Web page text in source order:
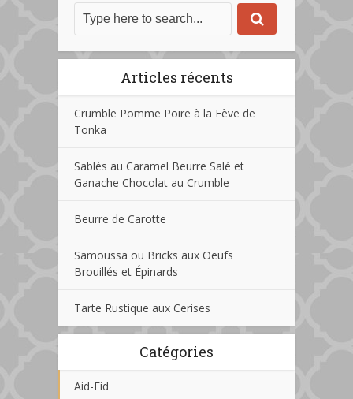
Articles récents
Crumble Pomme Poire à la Fève de
Tonka
Sablés au Caramel Beurre Salé et
Ganache Chocolat au Crumble
Beurre de Carotte
Samoussa ou Bricks aux Oeufs
Brouillés et Épinards
Tarte Rustique aux Cerises
Catégories
Aid-Eid